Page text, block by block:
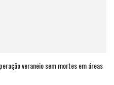
veraneio sem mortes em áreas